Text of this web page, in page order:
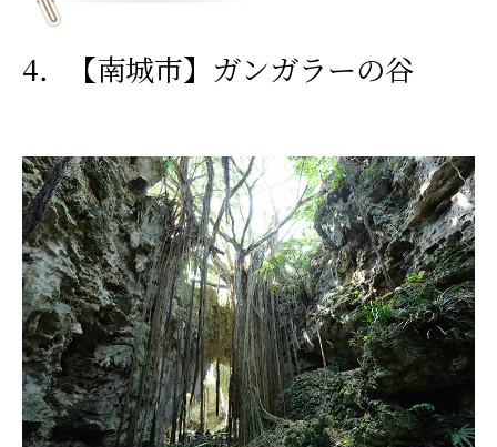
4．【南城市】ガンガラーの谷